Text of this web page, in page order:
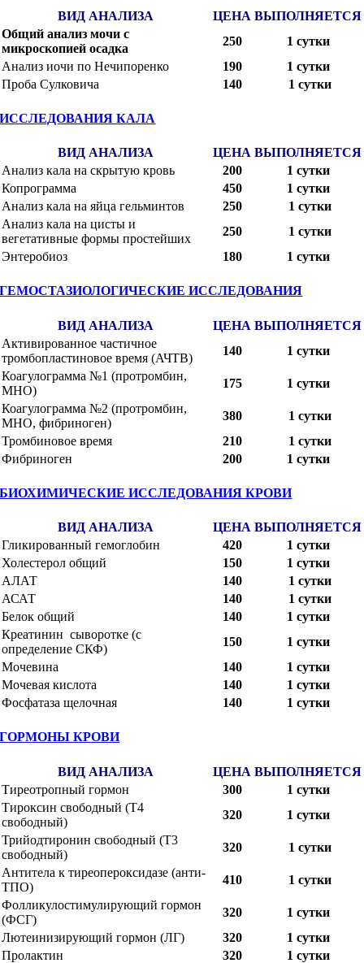
ВИД АНАЛИЗА ЦЕНА ВЫПОЛНЯЕТСЯ
Общий анализ мочи с
микроскопией осадка
250
1 сутки
Анализ иочи по Нечипоренко
190
1 сутки
Проба Сулковича
140 1 сутки
ИССЛЕДОВАНИЯ КАЛА
ВИД АНАЛИЗА ЦЕНА ВЫПОЛНЯЕТСЯ
Анализ кала на скрытую кровь
200
1 сутки
Копрограмма
450
1 сутки
Анализ кала на яйца гельминтов
250
1 сутки
Анализ кала на цисты и
вегетативные формы простейших
250
1 сутки
Энтеробиоз
180 1 сутки
ГЕМОСТАЗИОЛОГИЧЕСКИЕ ИССЛЕДОВАНИЯ
ВИД АНАЛИЗА ЦЕНА ВЫПОЛНЯЕТСЯ
Активированное частичное
тромбопластиновое время (АЧТВ)
140
1 сутки
Коагулограмма №1 (протромбин,
МНО)
175
1 сутки
Коагулограмма №2 (протромбин,
МНО, фибриноген)
380
1 сутки
Тромбиновое время
210
1 сутки
Фибриноген
200 1 сутки
БИОХИМИЧЕСКИЕ ИССЛЕДОВАНИЯ КРОВИ
ВИД АНАЛИЗА ЦЕНА ВЫПОЛНЯЕТСЯ
Гликированный гемоглобин
420
1 сутки
Холестерол общий
150
1 сутки
АЛАТ
140
1 сутки
АСАТ
140
1 сутки
Белок общий
140
1 сутки
Креатинин сыворотке (с
определение СКФ)
150
1 сутки
Мочевина
140
1 сутки
Мочевая кислота
140
1 сутки
Фосфатаза щелочная
140 1 сутки
ГОРМОНЫ КРОВИ
ВИД АНАЛИЗА ЦЕНА ВЫПОЛНЯЕТСЯ
Тиреотропный гормон
300
1 сутки
Тироксин свободный (Т4
свободный)
320
1 сутки
Трийодтиронин свободный (Т3
свободный)
320
1 сутки
Антитела к тиреопероксидазе (анти-
ТПО)
410
1 сутки
Фолликулостимулирующий гормон
(ФСГ)
320
1 сутки
Лютеинизирующий гормон (ЛГ)
320
1 сутки
Пролактин
320
1 сутки